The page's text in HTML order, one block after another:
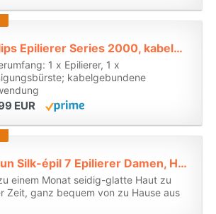
Philips Epilierer Series 2000, kabelgebundener Epilierer, Haarentfernungsgerät, Modell BRE229/00, Schwarz*
1 x Epilierer, 1 x
kabelgebundene
EUR
Braun Silk-épil 7 Epilierer Damen, Haarentferner für Langanhaltende Haarentfernung mit Breitem Aufsatz, Seidig-Glatte Haut, Ladyshaver, Wet&Dry, Wasserdicht, Made in Germany — 7-011, Weiß/Silber*
einem Monat seidig-glatte Haut zu
Zeit, ganz bequem von zu Hause aus